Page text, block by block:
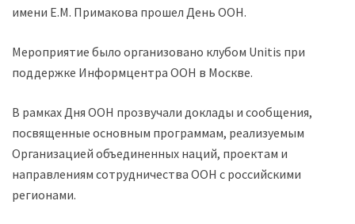
имени Е.М. Примакова прошел День ООН.
Мероприятие было организовано клубом Unitis при
поддержке Информцентра ООН в Москве.
В рамках Дня ООН прозвучали доклады и сообщения,
посвященные основным программам, реализуемым
Организацией объединенных наций, проектам и
направлениям сотрудничества ООН с российскими
регионами.